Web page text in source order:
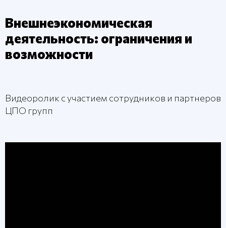
Внешнеэкономическая
деятельность: ограничения и
возможности
Видеоролик с участием сотрудников и партнеров
ЦПО групп